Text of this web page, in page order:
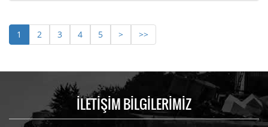
1 2 3 4 5 > >>
İLETİŞİM BİLGİLERİMİZ